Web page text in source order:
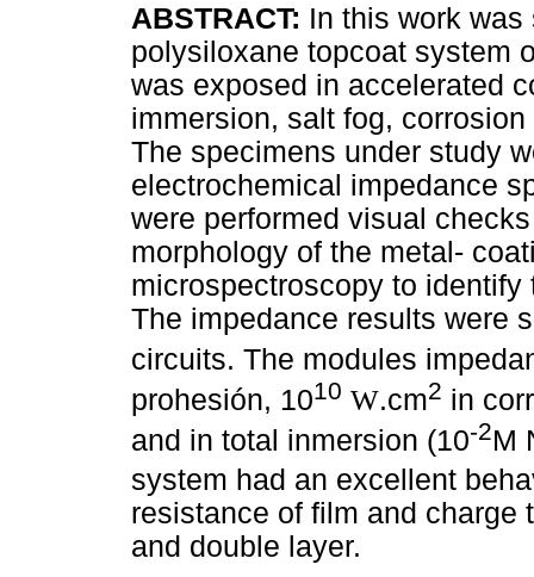
ABSTRACT: In this work
polysiloxane topcoat system
was exposed in accelerated
immersion, salt fog,
The specimens under study
electrochemical impedance
were performed visual
morphology of the metal-
microspectroscopy to
The impedance results were
circuits. The modules
prohesión, 1010 W.cm2 in
and in total inmersion (10-2M
system had an excellent
resistance of film and charge
and double layer.